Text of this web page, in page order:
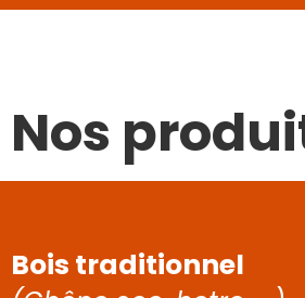
Nos
Bois traditionnel